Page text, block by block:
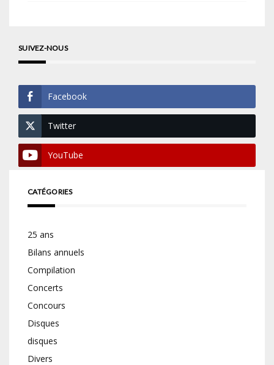
SUIVEZ-NOUS
Facebook
Twitter
YouTube
CATÉGORIES
25 ans
Bilans annuels
Compilation
Concerts
Concours
Disques
disques
Divers